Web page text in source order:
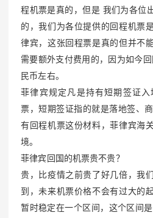
程机票是真的，但是 我们为各位
的，我们为各位提供的回程机票
律宾，这张回程票是真的但并不
需要额外支付费用的，因为如今
民币左右。
菲律宾规定凡是持有短期签证
票，短期签证指的就是落地签、
有回程机票这份材料，菲律宾海
境。
菲律宾回国的机票贵不贵？
贵，比疫情之前贵了好几倍，我
到，未来机票价格不会有过大的
暂时稳定在一个区间，这个区间